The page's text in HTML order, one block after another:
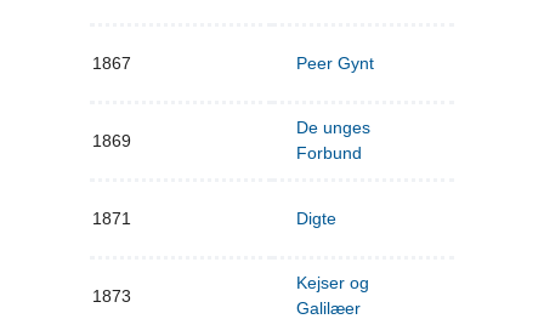
1867 Peer Gynt
1869
De unges
Forbund
1871 Digte
1873
Kejser og
Galilæer